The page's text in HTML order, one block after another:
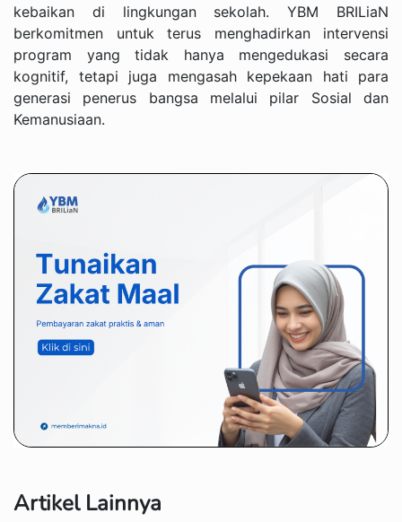
kebaikan di lingkungan sekolah. YBM BRILiaN
berkomitmen untuk terus menghadirkan intervensi
program yang tidak hanya mengedukasi secara
kognitif, tetapi juga mengasah kepekaan hati para
generasi penerus bangsa melalui pilar Sosial dan
Kemanusiaan.
Artikel Lainnya